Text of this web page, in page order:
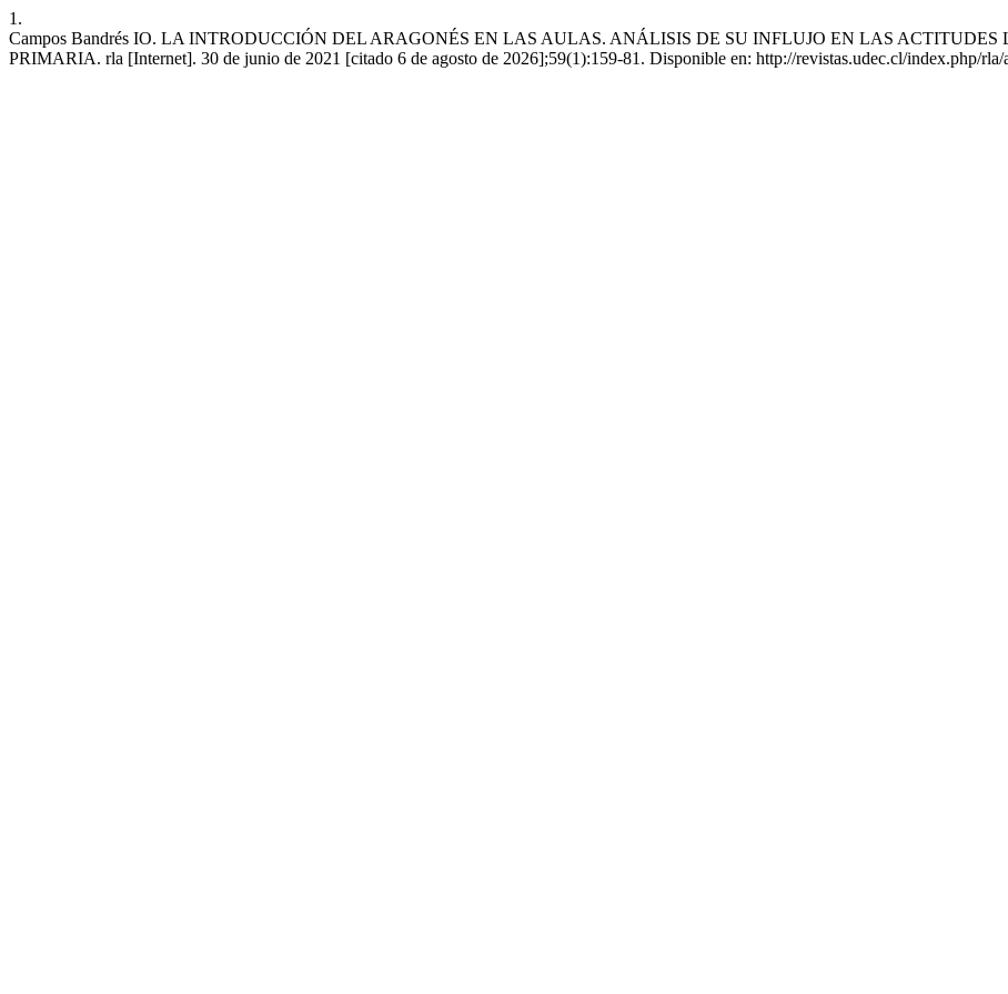
1.
Campos Bandrés IO. LA INTRODUCCIÓN DEL ARAGONÉS EN LAS AULAS. ANÁLISIS DE SU INFLUJO EN LAS
PRIMARIA. rla [Internet]. 30 de junio de 2021 [citado 6 de agosto de 2026];59(1):159-81. Disponible en: http://revistas.udec.cl/index.php/